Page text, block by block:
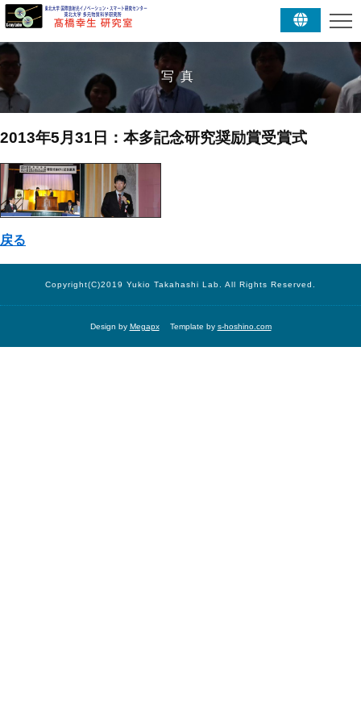
写真
2013年5月31日：本多記念研究奨励賞受賞式
戻る
Copyright(C)2019 Yukio Takahashi Lab. All Rights Reserved.
Design by Megapx Template by s-hoshino.com